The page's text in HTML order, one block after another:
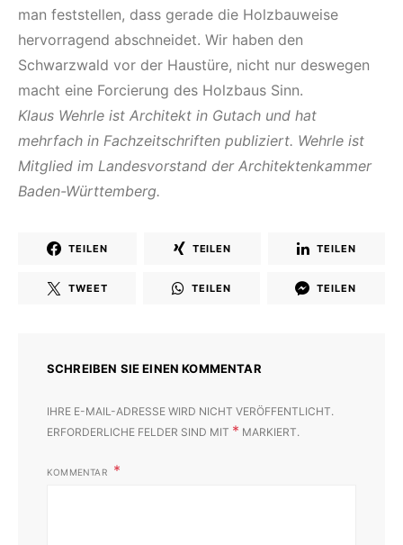
man feststellen, dass gerade die Holzbauweise
hervorragend abschneidet. Wir haben den
Schwarzwald vor der Haustüre, nicht nur deswegen
macht eine Forcierung des Holzbaus Sinn.
Klaus Wehrle ist Architekt in Gutach und hat
mehrfach in Fachzeitschriften publiziert. Wehrle ist
Mitglied im Landesvorstand der Architektenkammer
Baden-Württemberg.
TEILEN TEILEN TEILEN
TWEET TEILEN TEILEN
SCHREIBEN SIE EINEN KOMMENTAR
IHRE E-MAIL-ADRESSE WIRD NICHT VERÖFFENTLICHT.
ERFORDERLICHE FELDER SIND MIT * MARKIERT.
KOMMENTAR